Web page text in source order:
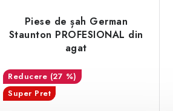
Piese de șah German
Staunton PROFESIONAL din
agat
(27 %)
Super Pret